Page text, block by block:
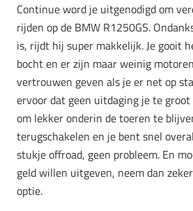
Continue word je uitgenodigd om
rijden op de BMW R1250GS.
is, rijdt hij super makkelijk. Je gooit
bocht en er zijn maar weinig
vertrouwen geven als je er net op
ervoor dat geen uitdaging je te groot
om lekker onderin de toeren te
terugschakelen en je bent snel
stukje offroad, geen probleem. En
geld willen uitgeven, neem dan
optie.